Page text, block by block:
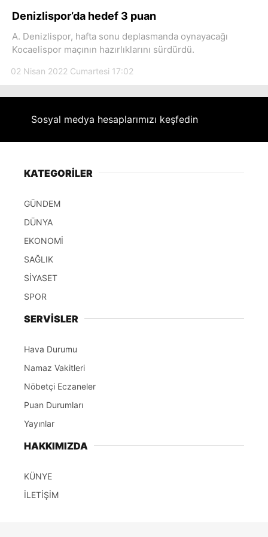
Instagram
Denizlispor’da hedef 3 puan
A. Denizlispor, hafta sonu deplasmanda oynayacağı
Kocaelispor maçının hazırlıklarını sürdürdü.
02 Nisan 2022 Cumartesi 17:02
Sosyal medya hesaplarımızı keşfedin
KATEGORİLER
GÜNDEM
DÜNYA
EKONOMİ
SAĞLIK
SİYASET
SPOR
SERVİSLER
Hava Durumu
Namaz Vakitleri
Nöbetçi Eczaneler
Puan Durumları
Yayınlar
HAKKIMIZDA
KÜNYE
İLETİŞİM